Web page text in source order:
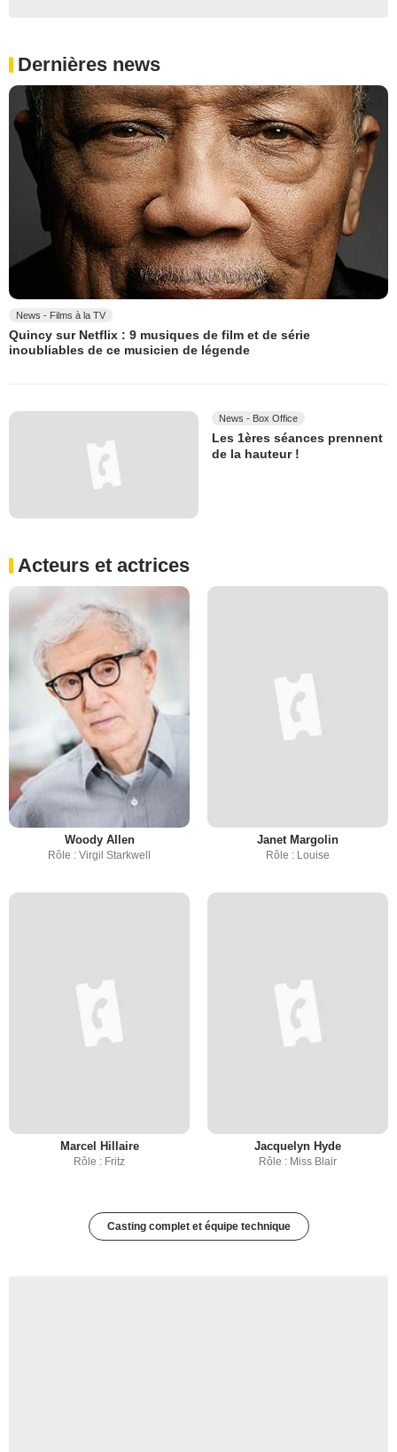
Dernières news
News - Films à la TV
Quincy sur Netflix : 9 musiques de film et de série
inoubliables de ce musicien de légende
News - Box Office
Les 1ères séances prennent
de la hauteur !
Acteurs et actrices
Woody Allen
Rôle : Virgil Starkwell
Janet Margolin
Rôle : Louise
Marcel Hillaire
Rôle : Fritz
Jacquelyn Hyde
Rôle : Miss Blair
Casting complet et équipe technique